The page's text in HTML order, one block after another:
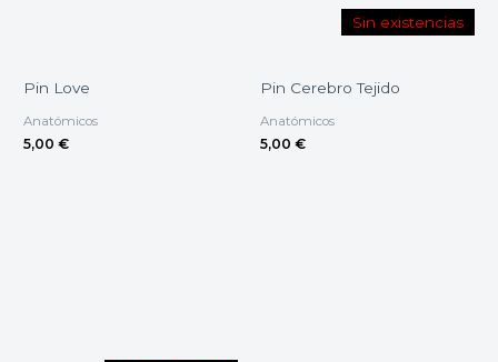
Pin Love
Anatómicos
5,00 €
Sin existencias
Pin Cerebro Tejido
Anatómicos
5,00 €